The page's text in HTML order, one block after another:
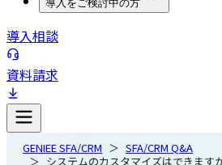
導入をご検討中の方
導入相談
資料請求
GENIEE SFA/CRM
SFA/CRM Q&A
システムのカスタマイズはできます